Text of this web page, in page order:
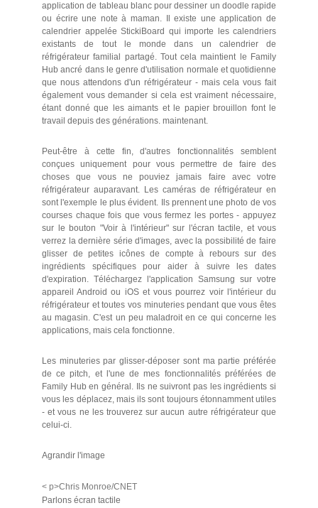
application de tableau blanc pour dessiner un doodle rapide
ou écrire une note à maman. Il existe une application de
calendrier appelée StickiBoard qui importe les calendriers
existants de tout le monde dans un calendrier de
réfrigérateur familial partagé. Tout cela maintient le Family
Hub ancré dans le genre d'utilisation normale et quotidienne
que nous attendons d'un réfrigérateur - mais cela vous fait
également vous demander si cela est vraiment nécessaire,
étant donné que les aimants et le papier brouillon font le
travail depuis des générations. maintenant.
Peut-être à cette fin, d'autres fonctionnalités semblent
conçues uniquement pour vous permettre de faire des
choses que vous ne pouviez jamais faire avec votre
réfrigérateur auparavant. Les caméras de réfrigérateur en
sont l'exemple le plus évident. Ils prennent une photo de vos
courses chaque fois que vous fermez les portes - appuyez
sur le bouton "Voir à l'intérieur" sur l'écran tactile, et vous
verrez la dernière série d'images, avec la possibilité de faire
glisser de petites icônes de compte à rebours sur des
ingrédients spécifiques pour aider à suivre les dates
d'expiration. Téléchargez l'application Samsung sur votre
appareil Android ou iOS et vous pourrez voir l'intérieur du
réfrigérateur et toutes vos minuteries pendant que vous êtes
au magasin. C'est un peu maladroit en ce qui concerne les
applications, mais cela fonctionne.
Les minuteries par glisser-déposer sont ma partie préférée
de ce pitch, et l'une de mes fonctionnalités préférées de
Family Hub en général. Ils ne suivront pas les ingrédients si
vous les déplacez, mais ils sont toujours étonnamment utiles
- et vous ne les trouverez sur aucun autre réfrigérateur que
celui-ci.
Agrandir l'image
< p>Chris Monroe/CNET
Parlons écran tactile